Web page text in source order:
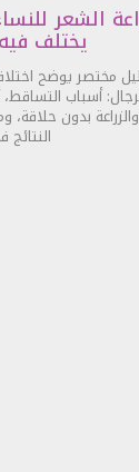
الشعر
يختلف
مختصر يوضح
والزراعة بدون حلاقة،
النتائج